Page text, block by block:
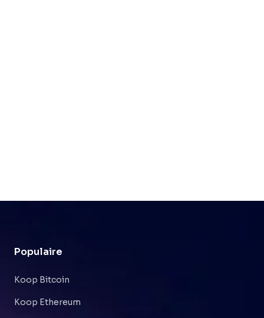
Populaire
Koop Bitcoin
Koop Ethereum